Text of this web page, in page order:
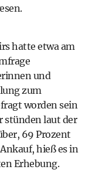
hatte etwa am
und
zum
worden sein
stünden laut der
69 Prozent
hieß es in
Erhebung.